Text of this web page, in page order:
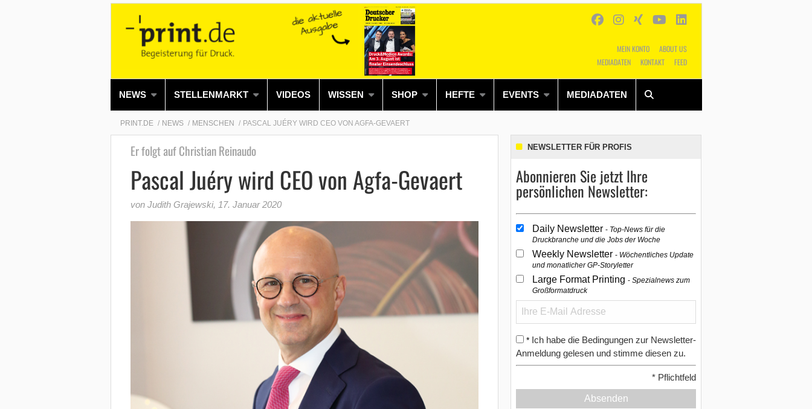
MEIN KONTO
ABOUT US
MEDIADATEN
KONTAKT FEED
NEWS STELLENMARKT VIDEOS WISSEN SHOP HEFTE EVENTS MEDIADATEN
Alles Shop SUCHEN
PRINT.DE NEWS MENSCHEN PASCAL JUÉRY WIRD CEO VON AGFA-GEVAERT
Er folgt auf Christian Reinaudo
Pascal Juéry wird CEO von Agfa-Gevaert
von Judith Grajewski, 17. Januar 2020
NEWSLETTER FÜR PROFIS
Abonnieren Sie jetzt Ihre
persönlichen Newsletter:
Daily Newsletter Top-News für die
Druckbranche und die Jobs der Woche
Weekly Newsletter Wöchentliches Update
und monatlicher GP-Storyletter
Large Format Printing Spezialnews zum
Großformatdruck
* Ich habe die Bedingungen zur Newsletter-
Anmeldung gelesen und stimme diesen zu.
* Pflichtfeld
Absenden